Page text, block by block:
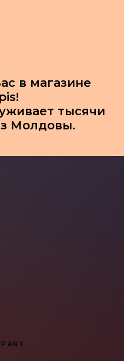
в магазине
тысячи
Молдовы.